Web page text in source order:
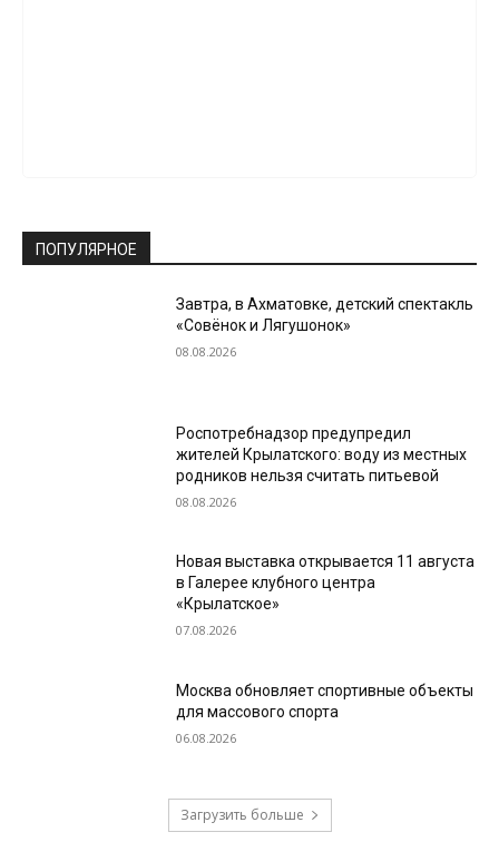
ПОПУЛЯРНОЕ
Завтра, в Ахматовке, детский спектакль
«Совёнок и Лягушонок»
08.08.2026
Роспотребнадзор предупредил
жителей Крылатского: воду из местных
родников нельзя считать питьевой
08.08.2026
Новая выставка открывается 11 августа
в Галерее клубного центра
«Крылатское»
07.08.2026
Москва обновляет спортивные объекты
для массового спорта
06.08.2026
Загрузить больше